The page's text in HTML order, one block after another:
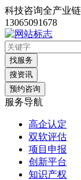
科技咨询全产业
13065091678
找服务
搜资讯
预约咨询
服务导航
高企认定
双软评估
项目申报
创新平台
知识产权